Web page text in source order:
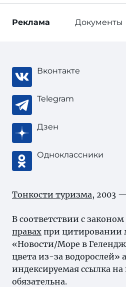
Реклама Документы
Вконтакте
Telegram
Дзен
Одноклассники
Тонкости туризма, 2003
В соответствии с законом
правах при цитировании
«Новости/Море в
цвета из-за водорослей»
индексируемая ссылка
обязательна.